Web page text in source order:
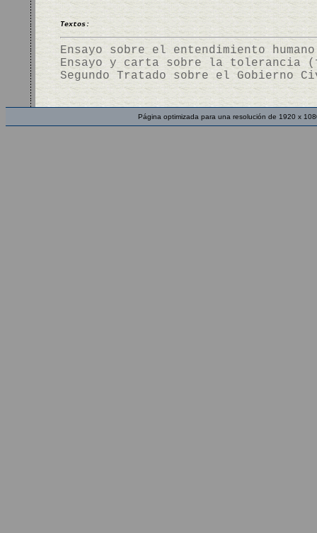
Textos:
Ensayo sobre el entendimiento
Ensayo y carta sobre la tolerancia
Segundo Tratado sobre el Gobierno
Página optimizada para una resolución de 1920 x